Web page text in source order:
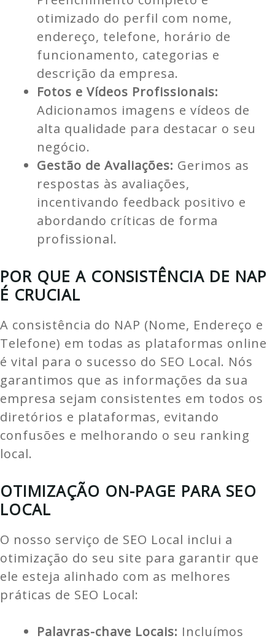
otimizado do perfil com nome,
endereço, telefone, horário de
funcionamento, categorias e
descrição da empresa.
Fotos e Vídeos Profissionais:
Adicionamos imagens e vídeos de
alta qualidade para destacar o seu
negócio.
Gestão de Avaliações: Gerimos as
respostas às avaliações,
incentivando feedback positivo e
abordando críticas de forma
profissional.
POR QUE A CONSISTÊNCIA DE NAP
É CRUCIAL
A consistência do NAP (Nome, Endereço e
Telefone) em todas as plataformas online
é vital para o sucesso do SEO Local. Nós
garantimos que as informações da sua
empresa sejam consistentes em todos os
diretórios e plataformas, evitando
confusões e melhorando o seu ranking
local.
OTIMIZAÇÃO ON-PAGE PARA SEO
LOCAL
O nosso serviço de SEO Local inclui a
otimização do seu site para garantir que
ele esteja alinhado com as melhores
práticas de SEO Local:
Palavras-chave Locais: Incluímos